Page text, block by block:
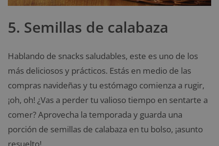
5. Semillas de calabaza
Hablando de snacks saludables, este es uno de los
más deliciosos y prácticos. Estás en medio de las
compras navideñas y tu estómago comienza a rugir,
¡oh, oh! ¿Vas a perder tu valioso tiempo en sentarte a
comer? Aprovecha la temporada y guarda una
porción de semillas de calabaza en tu bolso, ¡asunto
resuelto!